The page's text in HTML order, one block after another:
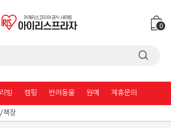
0
리빙 캠핑 반려동물 원예 제휴문의
책장